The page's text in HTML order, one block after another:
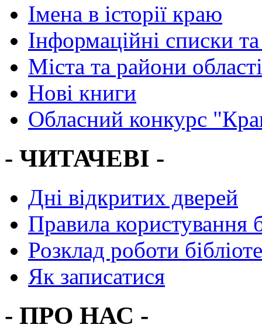
Імена в історії краю
Інформаційні списки
Міста та райони області
Нові книги
Обласний конкурс
- ЧИТАЧЕВІ -
Дні відкритих дверей
Правила користування
Розклад роботи
Як записатися
- ПРО НАС -